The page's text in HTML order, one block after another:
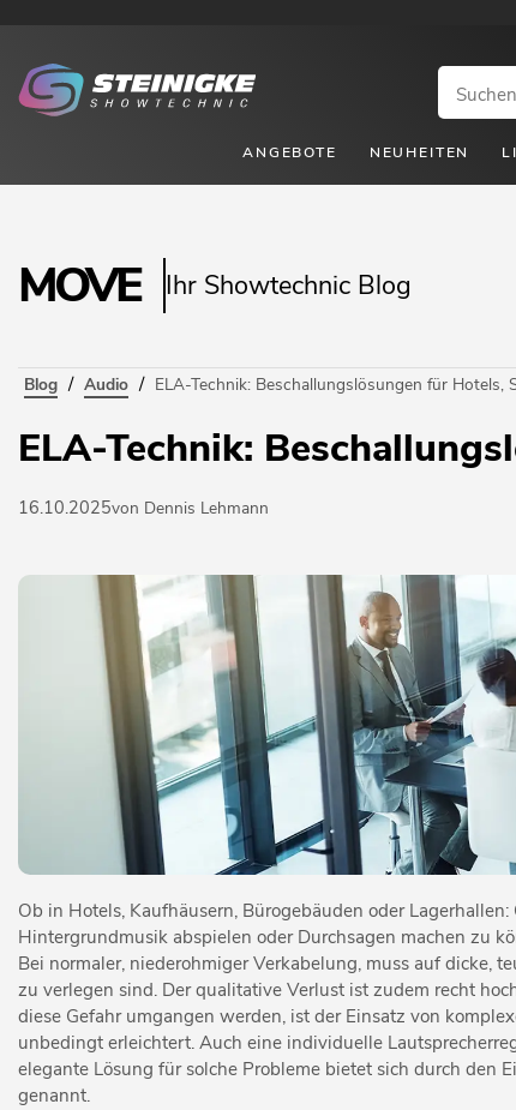
ANGEBOTE NEUHEITEN
MOVE Ihr Showtechnic Blog
Blog / Audio / ELA-Technik: Beschallungslösungen für Hotels,
ELA-Technik:
16.10.2025von Dennis Lehmann
Ob in Hotels, Kaufhäusern, Bürogebäuden oder
Hintergrundmusik abspielen oder Durchsagen machen zu
Bei normaler, niederohmiger Verkabelung, muss auf dicke,
zu verlegen sind. Der qualitative Verlust ist zudem recht
diese Gefahr umgangen werden, ist der Einsatz von
unbedingt erleichtert. Auch eine individuelle
elegante Lösung für solche Probleme bietet sich durch den
genannt.